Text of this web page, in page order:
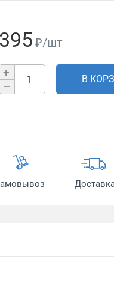
395 ₽/шт
+
–
В